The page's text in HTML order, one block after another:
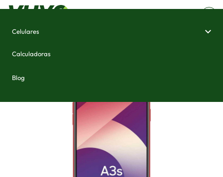
Celulares
Calculadoras
Blog